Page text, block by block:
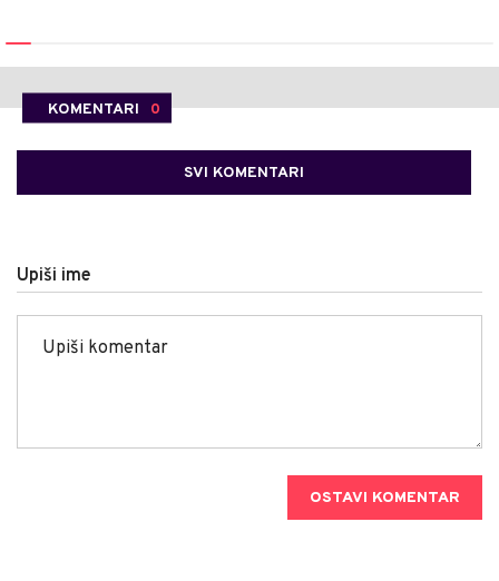
KOMENTARI 0
SVI KOMENTARI
Upiši ime
OSTAVI KOMENTAR